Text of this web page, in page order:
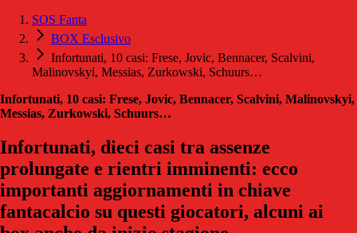
SOS Fanta
BOX Esclusivo
Infortunati, 10 casi: Frese, Jovic, Bennacer, Scalvini,
Malinovskyi, Messias, Zurkowski, Schuurs…
Infortunati, 10 casi: Frese, Jovic, Bennacer, Scalvini, Malinovskyi,
Messias, Zurkowski, Schuurs…
Infortunati, dieci casi tra assenze
prolungate e rientri imminenti: ecco
importanti aggiornamenti in chiave
fantacalcio su questi giocatori, alcuni ai